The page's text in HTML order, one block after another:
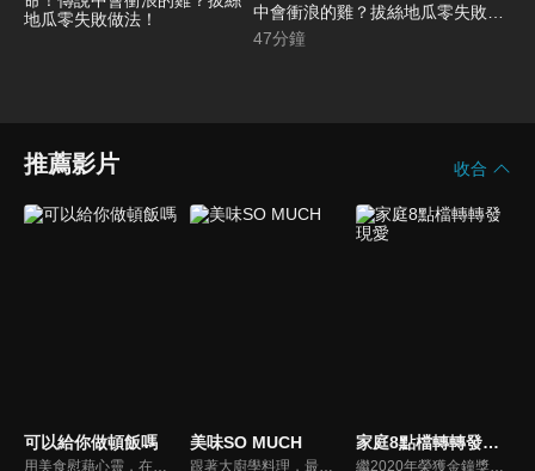
中會衝浪的雞？拔絲地瓜零失敗做
法！
47分鐘
推薦影片 收合
可以給你做頓飯嗎 美味SO MUCH 家庭8點檔轉轉發現愛
繼2020年榮獲金鐘獎「生活風格節目主持人獎」，2021年再度入圍，從真理出發的家庭談話性節目，針對現代婚姻家庭議題讓您輕鬆掌握關注方向。